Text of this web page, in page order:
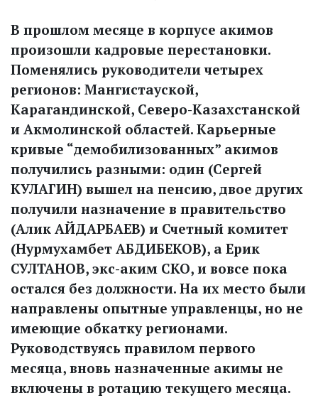
В прошлом месяце в корпусе акимов
произошли кадровые перестановки.
Поменялись руководители четырех
регионов: Мангистауской,
Карагандинской, Северо-Казахстанской
и Акмолинской областей. Карьерные
кривые “демобилизованных” акимов
получились разными: один (Сергей
КУЛАГИН) вышел на пенсию, двое других
получили назначение в правительство
(Алик АЙДАРБАЕВ) и Счетный комитет
(Нурмухамбет АБДИБЕКОВ), а Ерик
СУЛТАНОВ, экс-аким СКО, и вовсе пока
остался без должности. На их место были
направлены опытные управленцы, но не
имеющие обкатку регионами.
Руководствуясь правилом первого
месяца, вновь назначенные акимы не
включены в ротацию текущего месяца.